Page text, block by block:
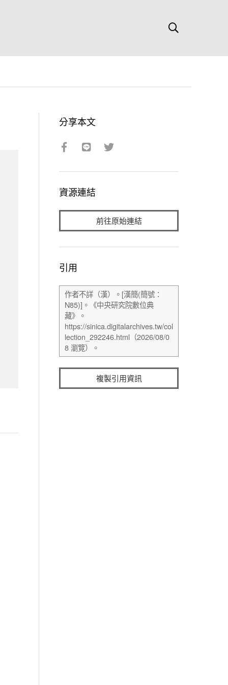
分享本文
資源連結
前往原始連結
引用
複製引用資訊